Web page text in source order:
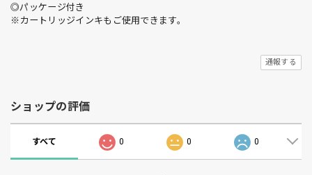
◎パッケージ付き
※カートリッジインキもご使用できます。
通報する
ショップの評価
すべて 0 0 0